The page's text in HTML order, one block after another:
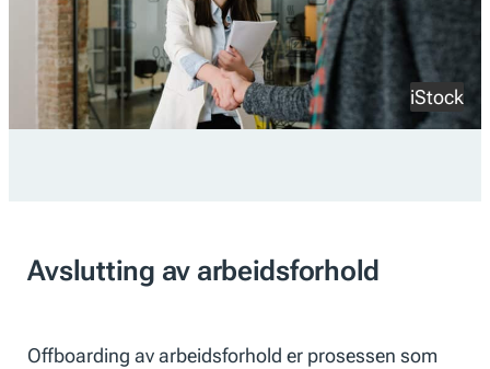
iStock
Avslutting av arbeidsforhold
Offboarding av arbeidsforhold er prosessen som